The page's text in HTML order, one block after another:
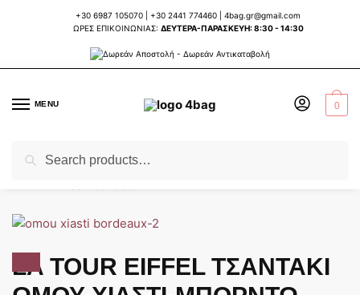
+30 6987 105070 +30 2441 774460
4bag.gr@gmail.com
ΩΡΕΣ ΕΠΙΚΟΙΝΩΝΙΑΣ: ΔΕΥΤΕΡΑ-ΠΑΡΑΣΚΕΥΗ: 8:30 - 14:30
MENU
for:
0
Home ΤΣΑΝΤΕΣ ΓΥΝΑΙΚΕΙΕΣ
LA TOUR EIFFEL ΤΣΑΝΤΑΚΙ